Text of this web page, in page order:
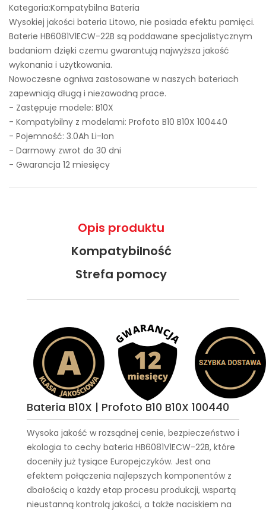
Kategoria:Kompatybilna Bateria
Wysokiej jakości bateria Litowo, nie posiada efektu pamięci.
Baterie HB6081V1ECW-22B są poddawane specjalistycznym
badaniom dzięki czemu gwarantują najwyższa jakość
wykonania i użytkowania.
Nowoczesne ogniwa zastosowane w naszych bateriach
zapewniają długą i niezawodną prace.
- Zastępuje modele: B10X
- Kompatybilny z modelami: Profoto B10 B10X 100440
- Pojemność: 3.0Ah Li-Ion
- Darmowy zwrot do 30 dni
- Gwarancja 12 miesięcy
Opis produktu
Kompatybilność
Strefa pomocy
Bateria B10X | Profoto B10 B10X 100440
Wysoka jakość w rozsądnej cenie, bezpieczeństwo i
ekologia to cechy bateria HB6081V1ECW-22B, które
doceniły już tysiące Europejczyków. Jest ona
efektem połączenia najlepszych komponentów z
dbałością o każdy etap procesu produkcji, wspartą
nieustanną kontrolą jakości, a także naciskiem na